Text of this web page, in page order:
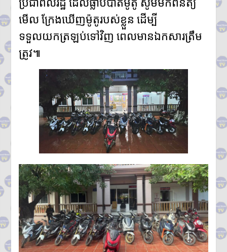
ប្រជាពលរដ្ឋ ដែលធ្លាប់បាត់ម៉ូតូ សូមមកពិនិត្យ
មើល ក្រែងឃើញម៉ូតូរបស់ខ្លួន ដើម្បី
ទទួលយកត្រឡប់ទៅវិញ ពេលមានឯកសារត្រឹម
ត្រូវ៕